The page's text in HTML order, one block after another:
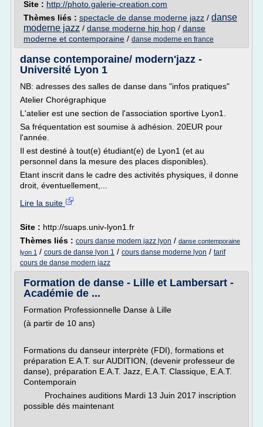
Site : http://photo.galerie-creation.com
Thèmes liés : spectacle de danse moderne jazz / danse
moderne jazz / danse moderne hip hop / danse
moderne et contemporaine / danse moderne en france
danse contemporaine/ modern'jazz -
Université Lyon 1
NB: adresses des salles de danse dans "infos pratiques"
Atelier Chorégraphique
L'atelier est une section de l'association sportive Lyon1.
Sa fréquentation est soumise à adhésion. 20EUR pour
l'année.
Il est destiné à tout(e) étudiant(e) de Lyon1 (et au
personnel dans la mesure des places disponibles).
Etant inscrit dans le cadre des activités physiques, il donne
droit, éventuellement,...
Lire la suite
Site : http://suaps.univ-lyon1.fr
Thèmes liés : cours danse modern jazz lyon / danse contemporaine
lyon 1 / cours de danse lyon 1 / cours danse moderne lyon / tarif
cours de danse modern jazz
Formation de danse - Lille et Lambersart -
Académie de ...
Formation Professionnelle Danse à Lille
(à partir de 10 ans)
Formations du danseur interprète (FDI), formations et
préparation E.A.T. sur AUDITION, (devenir professeur de
danse), préparation E.A.T. Jazz, E.A.T. Classique, E.A.T.
Contemporain
Prochaines auditions Mardi 13 Juin 2017 inscription
possible dés maintenant